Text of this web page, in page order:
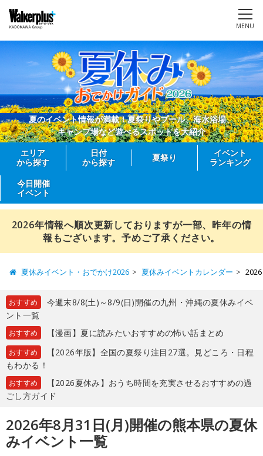
MENU
夏のイベント情報が満載！夏祭りやプール、海水浴場、
キャンプ場など遊べるスポットを大紹介
エリア
から探す
日付
から探す
夏祭り
イベント
ランキング
今日開催
イベント
2026年情報へ順次更新しておりますが一部、昨年の情
報もございます。予めご了承ください。
夏休みイベント・おでかけ2026 夏休みイベントカレンダー
おすすめ
今週末8/8(土)～8/9(日)開催の九州・沖縄の夏休みイベ
ント一覧
おすすめ 【漫画】夏に読みたいおすすめの怖い話まとめ
おすすめ
【2026年版】全国の夏祭り注目27選。見どころ・日程
もわかる！
おすすめ
【2026夏休み】おうち時間を充実させるおすすめの過
ごし方ガイド
2026年8月31日(月)開催の熊本県の夏休
みイベント一覧